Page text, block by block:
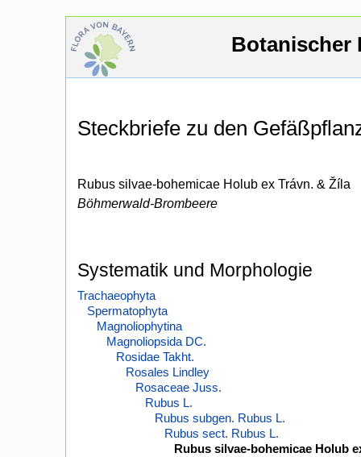
Botanischer
Steckbriefe zu den
Rubus silvae-bohemicae Holub ex Trávn. & Žíla
Böhmerwald-Brombeere
Systematik und Morphologie
Trachaeophyta
Spermatophyta
Magnoliophytina
Magnoliopsida DC.
Rosidae Takht.
Rosales Lindley
Rosaceae Juss.
Rubus L.
Rubus subgen. Rubus L.
Rubus sect. Rubus L.
Rubus silvae-bohemicae Holub